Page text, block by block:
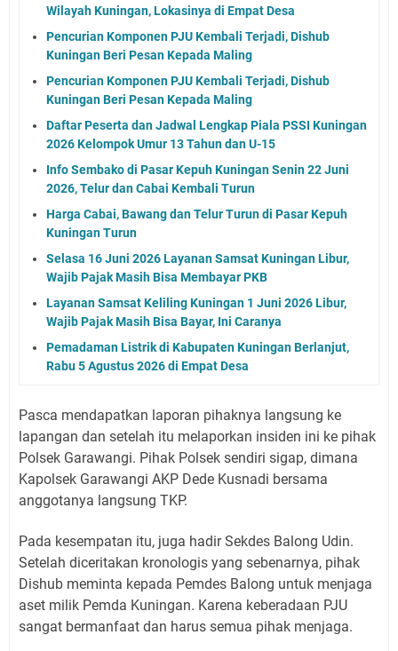
Wilayah Kuningan, Lokasinya di Empat Desa
Pencurian Komponen PJU Kembali Terjadi, Dishub
Kuningan Beri Pesan Kepada Maling
Pencurian Komponen PJU Kembali Terjadi, Dishub
Kuningan Beri Pesan Kepada Maling
Daftar Peserta dan Jadwal Lengkap Piala PSSI Kuningan
2026 Kelompok Umur 13 Tahun dan U-15
Info Sembako di Pasar Kepuh Kuningan Senin 22 Juni
2026, Telur dan Cabai Kembali Turun
Harga Cabai, Bawang dan Telur Turun di Pasar Kepuh
Kuningan Turun
Selasa 16 Juni 2026 Layanan Samsat Kuningan Libur,
Wajib Pajak Masih Bisa Membayar PKB
Layanan Samsat Keliling Kuningan 1 Juni 2026 Libur,
Wajib Pajak Masih Bisa Bayar, Ini Caranya
Pemadaman Listrik di Kabupaten Kuningan Berlanjut,
Rabu 5 Agustus 2026 di Empat Desa
Pasca mendapatkan laporan pihaknya langsung ke
lapangan dan setelah itu melaporkan insiden ini ke pihak
Polsek Garawangi. Pihak Polsek sendiri sigap, dimana
Kapolsek Garawangi AKP Dede Kusnadi bersama
anggotanya langsung TKP.
Pada kesempatan itu, juga hadir Sekdes Balong Udin.
Setelah diceritakan kronologis yang sebenarnya, pihak
Dishub meminta kepada Pemdes Balong untuk menjaga
aset milik Pemda Kuningan. Karena keberadaan PJU
sangat bermanfaat dan harus semua pihak menjaga.